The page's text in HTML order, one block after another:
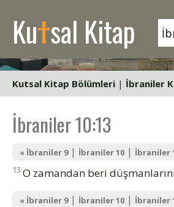
Kutsal Kitap
Kutsal Kitap Bölümleri | İbraniler
İbraniler 10:13
« İbraniler 9| İbraniler 10 | İbraniler
13 O zamandan beri
« İbraniler 9| İbraniler 10 | İbraniler